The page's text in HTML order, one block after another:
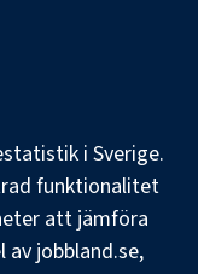
i Sverige.
funktionalitet
att jämföra
av jobbland.se,